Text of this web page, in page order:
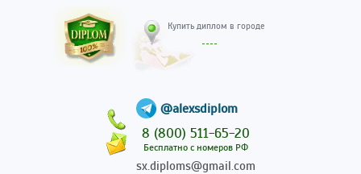
@alexsdiplom
8 (800) 511-65-20
Бесплатно с номеров РФ
sx.diploms@gmail.com